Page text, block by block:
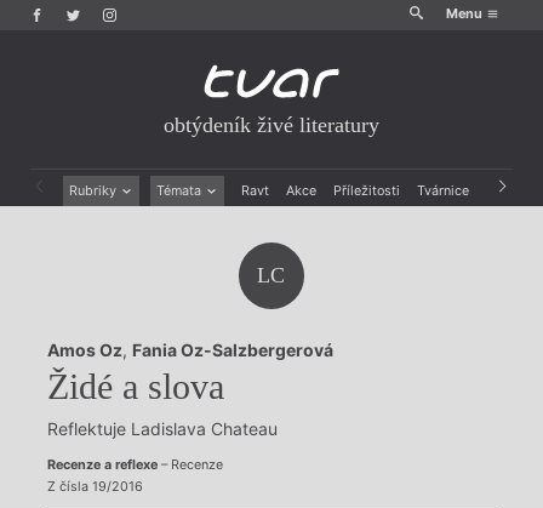
Menu
obtýdeník živé literatury
Rubriky Témata Ravt Akce Příležitosti Tvárnice Archiv
Rozhovory
Dokument
Výroční ceny
LC
Amos Oz, Fania Oz-Salzbergerová
Židé a slova
Reflektuje Ladislava Chateau
Recenze a reflexe– Recenze
Z čísla 19/2016